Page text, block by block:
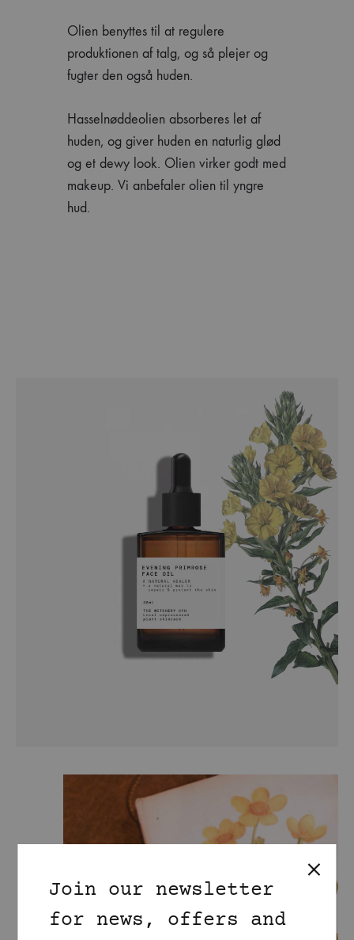
Olien benyttes til at regulere
produktionen af talg, og så plejer og
fugter den også huden.
Hasselnøddeolien absorberes let af
huden, og giver huden en naturlig glød
og et dewy look. Olien virker godt med
makeup. Vi anbefaler olien til yngre
hud.
Join our newsletter
for news, offers and